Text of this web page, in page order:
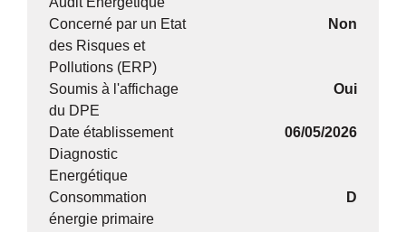
Concerné par un Etat
des Risques et
Pollutions (ERP)
Non
Soumis à l'affichage
du DPE
Oui
Date établissement
Diagnostic
Energétique
06/05/2026
Consommation
énergie primaire
D